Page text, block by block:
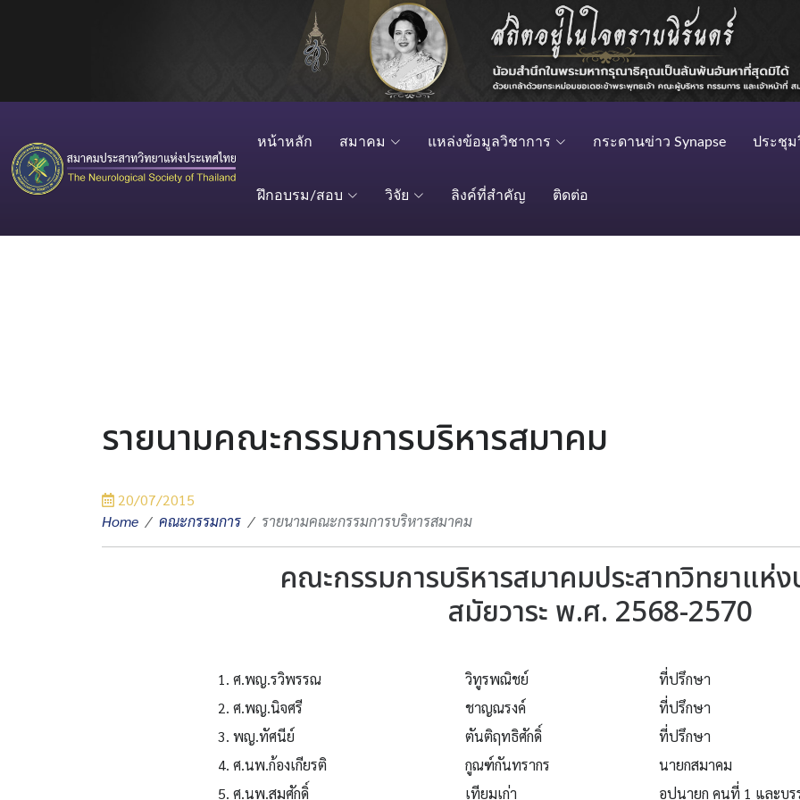
หน้าหลัก สมาคม แหล่งข้อมูลวิชาการ กระดานข่าว Synapse ประชุม
ฝึกอบรม/สอบ วิจัย ลิงค์ที่สำคัญ ติดต่อ
รายนามคณะกรรมการบริหารสมาคม
20/07/2015
Home
คณะกรรมการ รายนามคณะกรรมการบริหารสมาคม
คณะกรรมการบริหารสมาคมประสาทวิทยาแห่ง
สมัยวาระ พ.ศ. 2568-2570
1. ศ.พญ.รวิพรรณ วิทูรพณิชย์
ที่ปรึกษา
2. ศ.พญ.นิจศรี
ชาญณรงค์
ที่ปรึกษา
3. พญ.ทัศนีย์
ตันติฤทธิศักดิ์
ที่ปรึกษา
4. ศ.นพ.ก้องเกียรติ
กูณฑ์กันทรากร
นายกสมาคม
5. ศ.นพ.สมศักดิ์
เทียมเก่า
อุปนายก คนที่ 1 และบร